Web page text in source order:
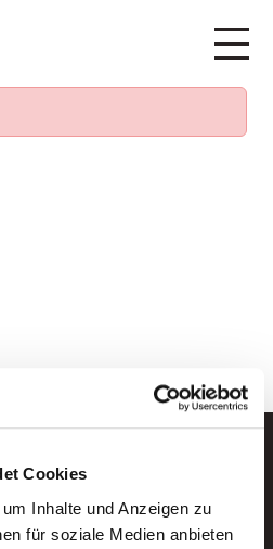
Cookies
Inhalte und Anzeigen zu
für soziale Medien anbieten
per E-Mail.